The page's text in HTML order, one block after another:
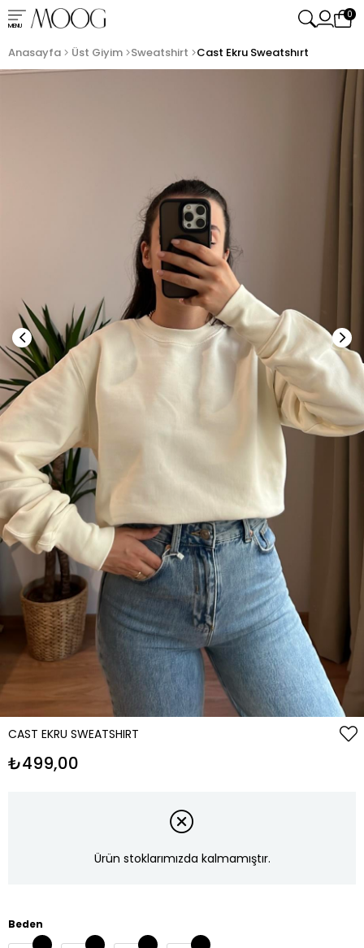
MENU
0
Anasayfa Üst Giyim Sweatshirt Cast Ekru Sweatshırt
CAST EKRU SWEATSHIRT
₺499,00
Ürün stoklarımızda kalmamıştır.
Beden